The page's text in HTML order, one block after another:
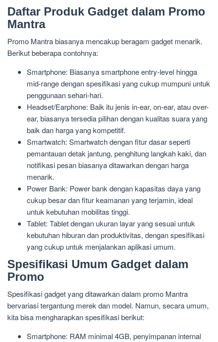
Daftar Produk Gadget dalam Promo
Mantra
Promo Mantra biasanya mencakup beragam gadget menarik.
Berikut beberapa contohnya:
Smartphone: Biasanya smartphone entry-level hingga
mid-range dengan spesifikasi yang cukup mumpuni untuk
penggunaan sehari-hari.
Headset/Earphone: Baik itu jenis in-ear, on-ear, atau over-
ear, biasanya tersedia pilihan dengan kualitas suara yang
baik dan harga yang kompetitif.
Smartwatch: Smartwatch dengan fitur dasar seperti
pemantauan detak jantung, penghitung langkah kaki, dan
notifikasi pesan biasanya ditawarkan dengan harga
menarik.
Power Bank: Power bank dengan kapasitas daya yang
cukup besar dan fitur keamanan yang terjamin, ideal
untuk kebutuhan mobilitas tinggi.
Tablet: Tablet dengan ukuran layar yang sesuai untuk
kebutuhan hiburan dan produktivitas, dengan spesifikasi
yang cukup untuk menjalankan aplikasi umum.
Spesifikasi Umum Gadget dalam
Promo
Spesifikasi gadget yang ditawarkan dalam promo Mantra
bervariasi tergantung merek dan model. Namun, secara umum,
kita bisa mengharapkan spesifikasi berikut:
Smartphone: RAM minimal 4GB, penyimpanan internal